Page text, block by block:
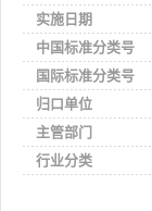
实施日期
中国标准分类号
国际标准分类号
归口单位
主管部门
行业分类